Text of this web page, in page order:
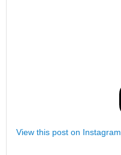
View this post on Instagram